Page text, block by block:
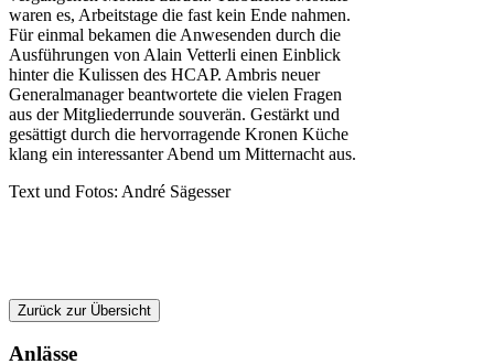
waren es, Arbeitstage die fast kein Ende nahmen.
Für einmal bekamen die Anwesenden durch die
Ausführungen von Alain Vetterli einen Einblick
hinter die Kulissen des HCAP. Ambris neuer
Generalmanager beantwortete die vielen Fragen
aus der Mitgliederrunde souverän. Gestärkt und
gesättigt durch die hervorragende Kronen Küche
klang ein interessanter Abend um Mitternacht aus.
Text und Fotos: André Sägesser
Zurück zur Übersicht
Anlässe